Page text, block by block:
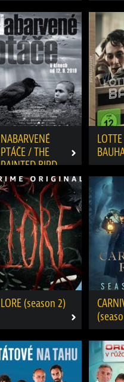
NABARVENÉ
PTÁČE / THE
PAINTED BIRD
LORE (season 2)